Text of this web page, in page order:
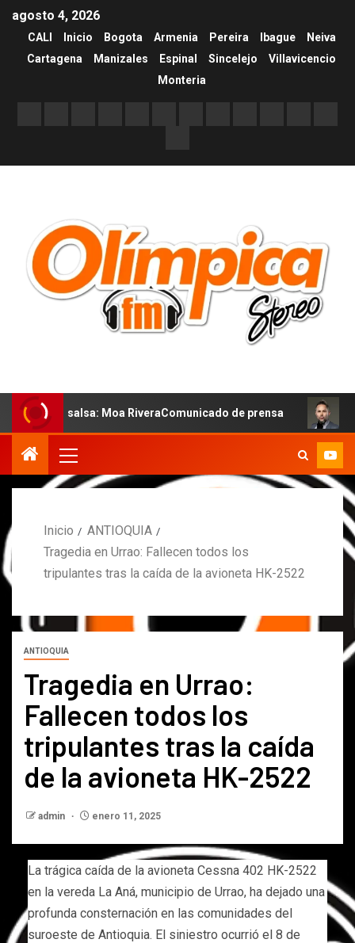
agosto 4, 2026
CALI Inicio Bogota Armenia Pereira Ibague
Neiva
Cartagena
Manizales Espinal Sincelejo
Villavicencio
Monteria
Moa RiveraComunicado de prensa MARCOS
Inicio
ANTIOQUIA
Tragedia en Urrao: Fallecen todos los
tripulantes tras la caída de la avioneta HK-2522
ANTIOQUIA
Tragedia en Urrao:
Fallecen todos los
tripulantes tras la caída
de la avioneta HK-2522
admin enero 11, 2025
La trágica caída de la avioneta Cessna 402 HK-2522
en la vereda La Aná, municipio de Urrao, ha dejado una
profunda consternación en las comunidades del
suroeste de Antioquia. El siniestro ocurrió el 8 de